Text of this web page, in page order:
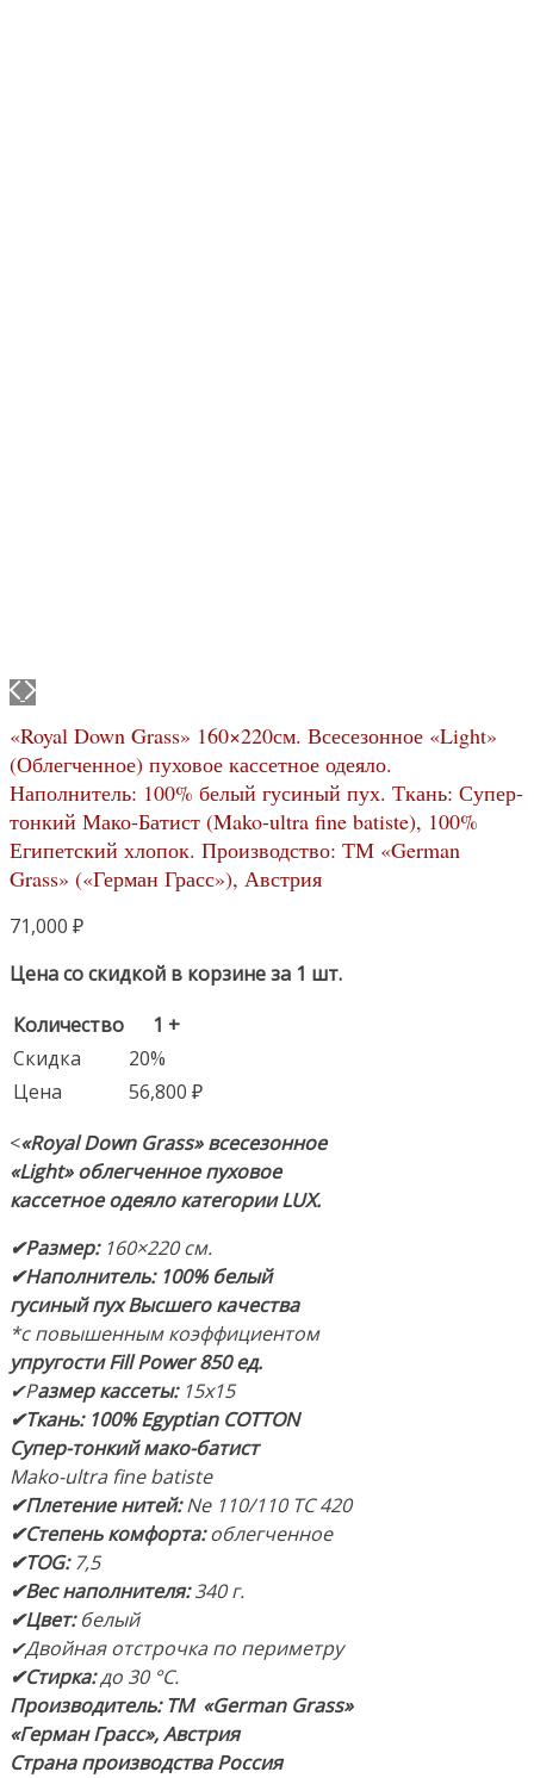
«Royal Down Grass» 160×220см. Всесезонное «Light»
(Облегченное) пуховое кассетное одеяло.
Наполнитель: 100% белый гусиный пух. Ткань: Супер-
тонкий Мако-Батист (Mako-ultra fine batiste), 100%
Египетский хлопок. Производство: ТМ «German
Grass» («Герман Грасс»), Австрия
71,000 ₽
Цена со скидкой в корзине за 1 шт.
Количество
1 +
Скидка
20%
Цена
56,800 ₽
<«Royal Down Grass»всесезонное
«Light» облегченное пуховое
кассетное одеяло категории LUX.
✔Размер:160×220 см.
✔Наполнитель: 100% белый
гусиный пух Высшего качества
*с повышенным коэффициентом
упругости Fill Power 850 ед.
✔Размер кассеты:15х15
✔Ткань: 100% Egyptian COTTON
Супер-тонкий мако-батист
Mako-ultra fine batiste
✔Плетение нитей:Ne 110/110 TC 420
✔Степень комфорта:облегченное
✔TOG:7,5
✔Вес наполнителя:340 г.
✔Цвет:белый
✔Двойная отстрочка по периметру
✔Стирка:до 30 °С.
Производитель: ТМ «German Grass»
«Герман Грасс», Австрия
Страна производства Россия